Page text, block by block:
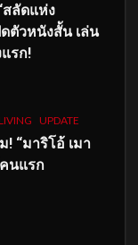
สลัดแห่ง
ตัวหนังสั้น เล่น
แรก!
UPDATE
! “มาริโอ้ เมา
คนแรก